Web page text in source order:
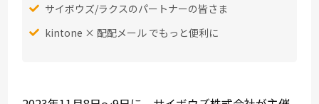
サイボウズ/ラクスのパートナーの皆さま
kintone × 配配メール でもっと便利に